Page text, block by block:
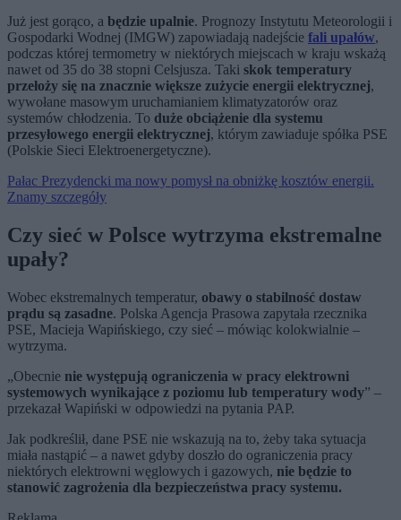
Już jest gorąco, a będzie upalnie. Prognozy Instytutu Meteorologii i
Gospodarki Wodnej (IMGW) zapowiadają nadejście fali upałów,
podczas której termometry w niektórych miejscach w kraju wskażą
nawet od 35 do 38 stopni Celsjusza. Taki skok temperatury
przełoży się na znacznie większe zużycie energii elektrycznej,
wywołane masowym uruchamianiem klimatyzatorów oraz
systemów chłodzenia. To duże obciążenie dla systemu
przesyłowego energii elektrycznej, którym zawiaduje spółka PSE
(Polskie Sieci Elektroenergetyczne).
Pałac Prezydencki ma nowy pomysł na obniżkę kosztów energii.
Znamy szczegóły
Czy sieć w Polsce wytrzyma ekstremalne
upały?
Wobec ekstremalnych temperatur, obawy o stabilność dostaw
prądu są zasadne. Polska Agencja Prasowa zapytała rzecznika
PSE, Macieja Wapińskiego, czy sieć – mówiąc kolokwialnie –
wytrzyma.
„Obecnie nie występują ograniczenia w pracy elektrowni
systemowych wynikające z poziomu lub temperatury wody” –
przekazał Wapiński w odpowiedzi na pytania PAP.
Jak podkreślił, dane PSE nie wskazują na to, żeby taka sytuacja
miała nastąpić – a nawet gdyby doszło do ograniczenia pracy
niektórych elektrowni węglowych i gazowych, nie będzie to
stanowić zagrożenia dla bezpieczeństwa pracy systemu.